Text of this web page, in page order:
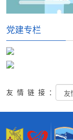
党建专栏
友情链接：